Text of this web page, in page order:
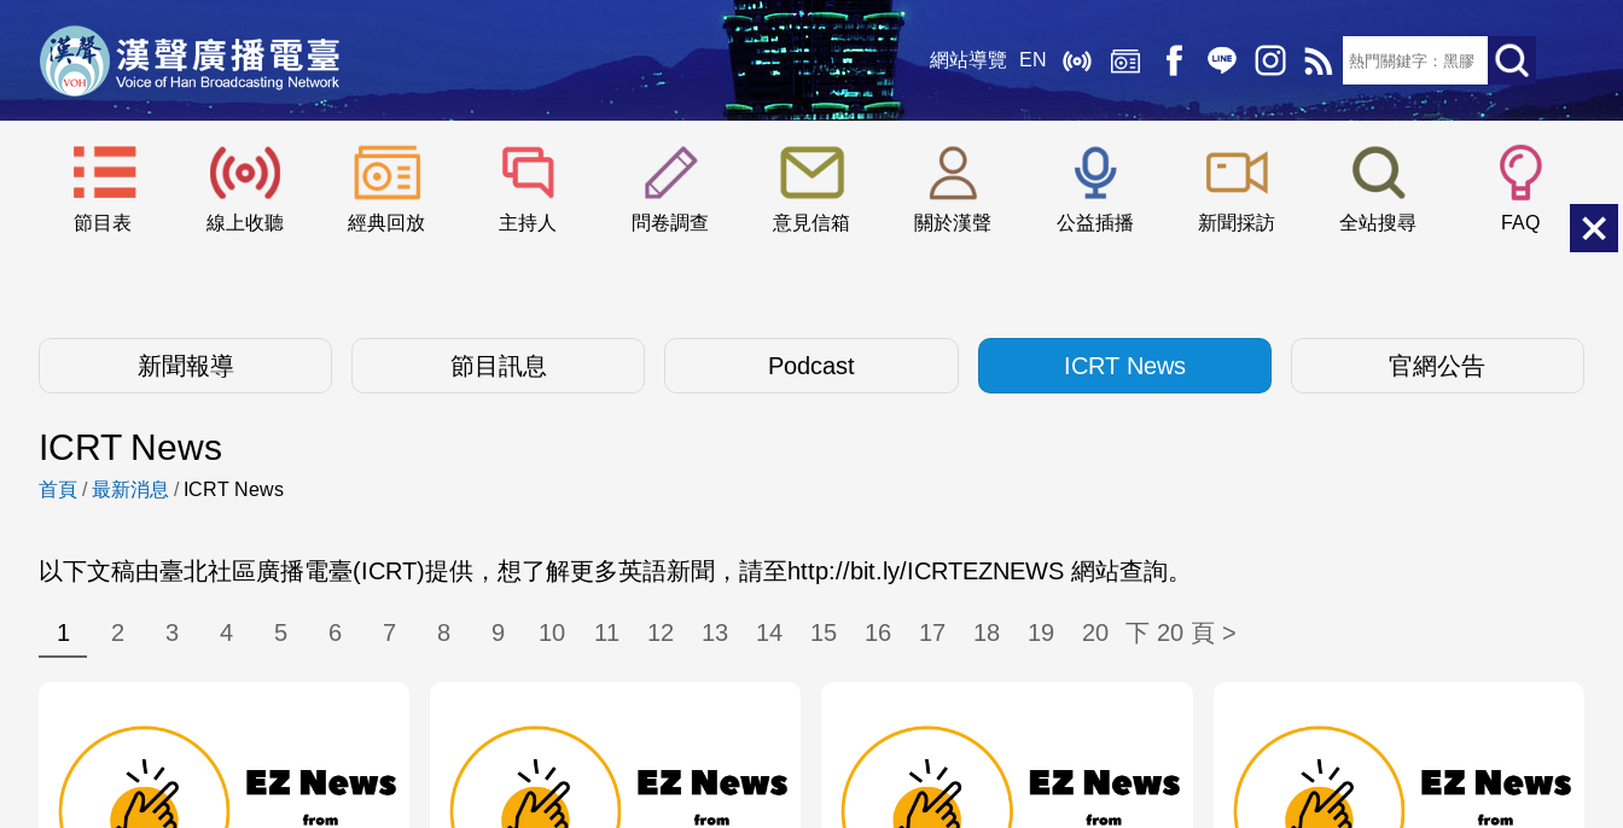
網站導覽 EN
節目表 線上收聽 經典回放 主持人 問卷調查 意見信箱 關於漢聲 公益插播 新聞採訪 全站搜尋 FAQ
::: 小 中
新聞報導 節目訊息 Podcast ICRT News 官網公告
ICRT News
首頁 /最新消息 / ICRT News
以下文稿由臺北社區廣播電臺(ICRT)提供，想了解更多英語新聞，請至http://bit.ly/ICRTEZNEWS 網站查詢。
1 2 3 4 5 6 7 8 9 10 11 12 13 14 15 16 17 18 19 20 下 20 頁 >